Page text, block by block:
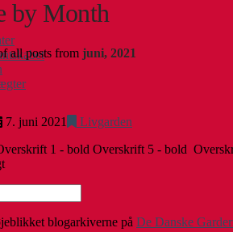
by Month
all posts from juni, 2021
7. juni 2021
Livgarden
1 - bold Overskrift 5 - bold
blogarkiverne på De Danske